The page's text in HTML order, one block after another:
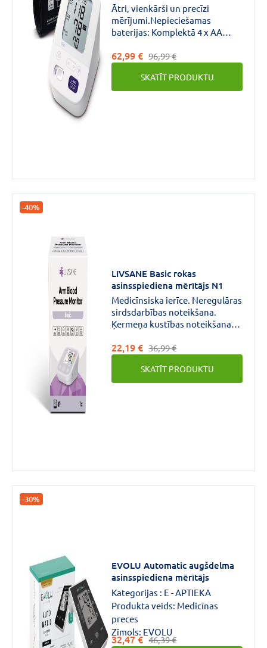
Ātri, vienkārši un precīzi
mērījumi.Nepieciešamas
baterijas: Komplektā 4 x AA
gadi.Aproces izmērs 22-42cm.
62,99 € 96,99 €
SKATĪT PRODUKTU
-40%
LIVSANE Basic rokas
asinsspiediena mērītājs N1
Medicīnsiska ierīce. Neregulāras
sirdsdarbības noteikšana.
Ķermeņa kustības noteikšana.
Atmiņas funkcija līdz 99
mērījuma sērijām diviem
lietotājiem.
22,19 € 36,99 €
SKATĪT PRODUKTU
-30%
EVOLU Automatic augšdelma
asinsspiediena mērītājs
Kategorijas : E - APTIEKA
Produkta veids: Medicīnas
preces
Zīmols: EVOLU
32,47 € 46,39 €